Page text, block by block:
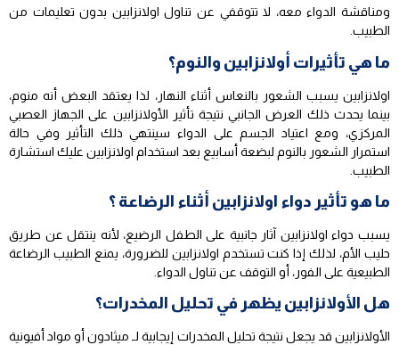
ومناقشة الدواء معه، لا تتوقفي عن تناول اولانزابين بدون تعليمات من
الطبيب.
ما هي تأثيرات أولانزابين والنوم؟
اولانزابين يسبب الشعور بالنعاس أثناء النهار، لذا يعتقد البعض أنه منوم،
بينما يحدث ذلك العرض الجانبي نتيجة تأثير الأولانزابين على الجهاز العصبي
المركزي، ومع اعتياد الجسم على الدواء سينتهي ذلك التأثير وفي حالة
استمرار الشعور بالنوم لبضعة أسابيع بعد استخدام اولانزابين عليك استشارة
الطبيب.
ما هو تأثير دواء اولانزابين أثناء الرضاعة ؟
يسبب دواء اولانزابين آثار جانبية على الطفل الرضيع، لأنه ينتقل عن طريق
حليب الأم، لذلك إذا كنت تستخدم اولانزابين للضرورة، يمنع الطبيب الرضاعة
الطبيعية على الفور، أو التوقف عن تناول الدواء.
هل الأولانزابين يظهر في تحليل المخدرات؟
الأولانزابين قد يجعل نتيجة تحليل المخدرات إيجابية لـ ميثادون أو مواد أفيونية